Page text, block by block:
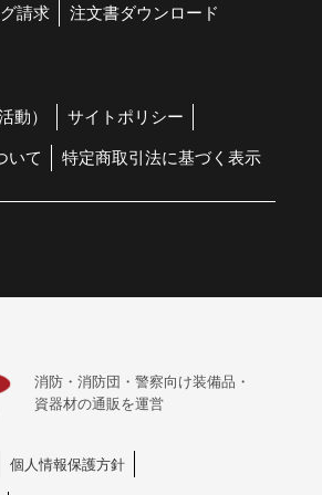
請求 注文書ダウンロード
動） サイトポリシー
いて 特定商取引法に基づく表示
消防・消防団・警察向け装備品・
資器材の通販を運営
個人情報保護方針